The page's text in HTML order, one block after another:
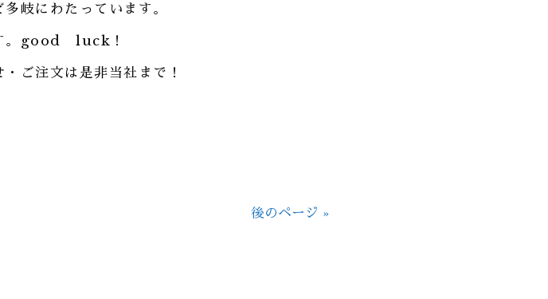
岐にわたっています。
す。good luck！
ご注文は是非当社まで！
後のページ »